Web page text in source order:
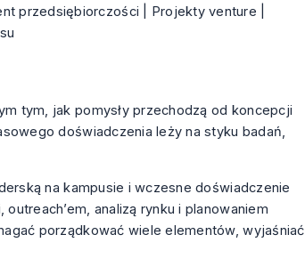
przedsiębiorczości | Projekty venture |
tym, jak pomysły przechodzą od koncepcji
doświadczenia leży na styku badań,
na kampusie i wczesne doświadczenie
analizą rynku i planowaniem
porządkować wiele elementów, wyjaśniać